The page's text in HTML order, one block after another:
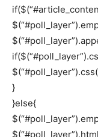
}
}else{